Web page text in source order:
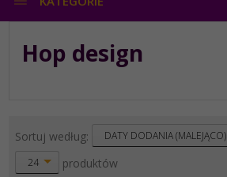
Hop design
Sortuj według: sortDATY DODANIA (MALEJĄCO)
24 produktów